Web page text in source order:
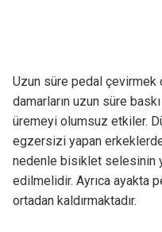
Uzun süre pedal
damarların uzun süre
üremeyi olumsuz etkiler.
egzersizi yapan
nedenle bisiklet selesinin
edilmelidir. Ayrıca ayakta
ortadan kaldırmaktadır.